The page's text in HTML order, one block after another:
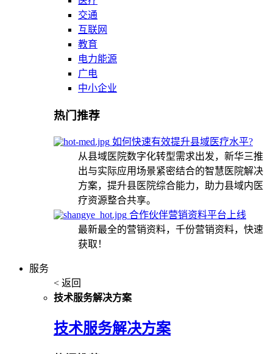
交通
互联网
教育
电力能源
广电
中小企业
热门推荐
如何快速有效提升县域医疗水平?
从县域医院数字化转型需求出发，新华三推
出与实际应用场景紧密结合的智慧医院解决
方案，提升县医院综合能力，助力县域内医
疗资源整合共享。
合作伙伴营销资料平台上线
最新最全的营销资料，千份营销资料，快速
获取！
服务
< 返回
技术服务解决方案
技术服务解决方案